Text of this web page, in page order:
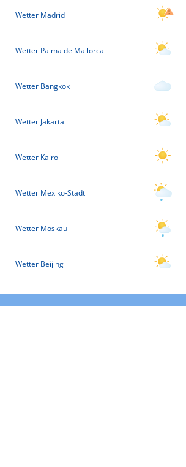
Wetter Madrid
Wetter Palma de Mallorca
Wetter Bangkok
Wetter Jakarta
Wetter Kairo
Wetter Mexiko-Stadt
Wetter Moskau
Wetter Beijing